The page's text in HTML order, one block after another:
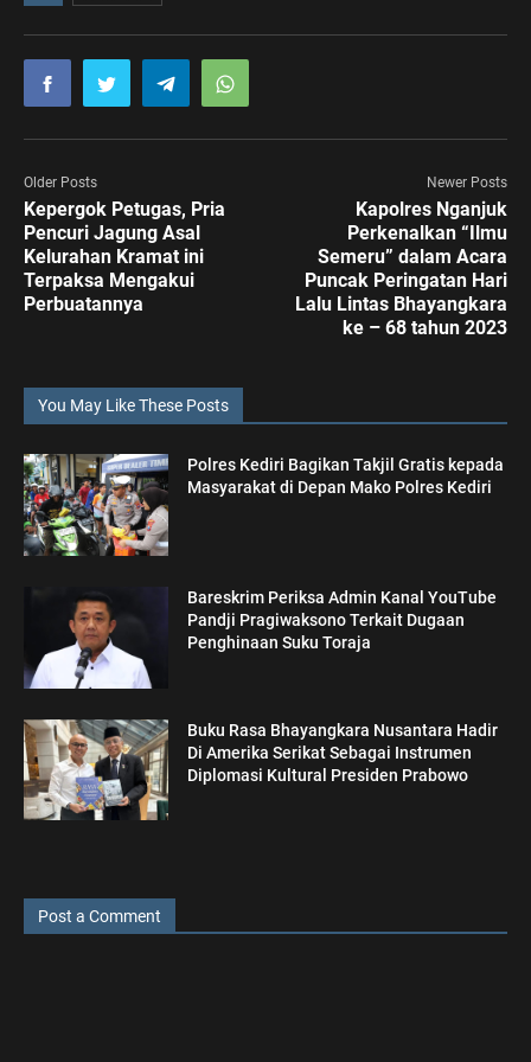
Older Posts
Kepergok Petugas, Pria
Pencuri Jagung Asal
Kelurahan Kramat ini
Terpaksa Mengakui
Perbuatannya
Newer Posts
Kapolres Nganjuk
Perkenalkan “Ilmu
Semeru” dalam Acara
Puncak Peringatan Hari
Lalu Lintas Bhayangkara
ke – 68 tahun 2023
You May Like These Posts
Polres Kediri Bagikan Takjil Gratis kepada
Masyarakat di Depan Mako Polres Kediri
Bareskrim Periksa Admin Kanal YouTube
Pandji Pragiwaksono Terkait Dugaan
Penghinaan Suku Toraja
Buku Rasa Bhayangkara Nusantara Hadir
Di Amerika Serikat Sebagai Instrumen
Diplomasi Kultural Presiden Prabowo
Post a Comment